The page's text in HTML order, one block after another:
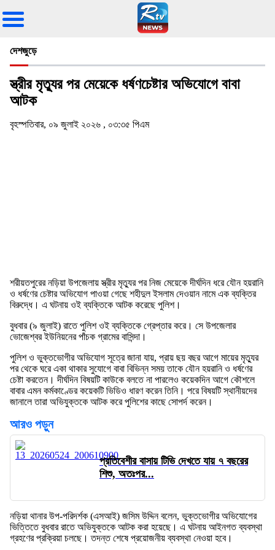
দেশজুড়ে
স্ত্রীর মৃত্যুর পর মেয়েকে ধর্ষণচেষ্টার অভিযোগে বাবা
আটক
বৃহস্পতিবার, ০৯ জুলাই ২০২৬ , ০৩:৩৫ পিএম
শরীয়তপুরের নড়িয়া উপজেলায় স্ত্রীর মৃত্যুর পর নিজ মেয়েকে দীর্ঘদিন ধরে যৌন হয়রানি
ও ধর্ষণের চেষ্টার অভিযোগ পাওয়া গেছে শহীদুল ইসলাম দেওয়ান নামে এক ব্যক্তির
বিরুদ্ধে। এ ঘটনায় ওই ব্যক্তিকে আটক করেছে পুলিশ।
বুধবার (৯ জুলাই) রাতে পুলিশ ওই ব্যক্তিকে গ্রেপ্তার করে। সে উপজেলার
ভোজেশ্বর ইউনিয়নের পাঁচক গ্রামের বাসিন্দা।
পুলিশ ও ভুক্তভোগীর অভিযোগ সূত্রে জানা যায়, প্রায় ছয় বছর আগে মায়ের মৃত্যুর
পর থেকে ঘরে একা থাকার সুযোগে বাবা বিভিন্ন সময় তাকে যৌন হয়রানি ও ধর্ষণের
চেষ্টা করতেন। দীর্ঘদিন বিষয়টি কাউকে বলতে না পারলেও কয়েকদিন আগে কৌশলে
বাবার এমন কর্মকাণ্ডের কয়েকটি ভিডিও ধারণ করেন তিনি। পরে বিষয়টি স্থানীয়দের
জানালে তারা অভিযুক্তকে আটক করে পুলিশের কাছে সোপর্দ করেন।
আরও পড়ুন
প্রতিবেশীর বাসায় টিভি দেখতে যায় ৭ বছরের
শিশু, অতঃপর...
নড়িয়া থানার উপ-পরিদর্শক (এসআই) জসিম উদ্দিন বলেন, ভুক্তভোগীর অভিযোগের
ভিত্তিতে বুধবার রাতে অভিযুক্তকে আটক করা হয়েছে। এ ঘটনায় আইনগত ব্যবস্থা
গ্রহণের প্রক্রিয়া চলছে। তদন্ত শেষে প্রয়োজনীয় ব্যবস্থা নেওয়া হবে।